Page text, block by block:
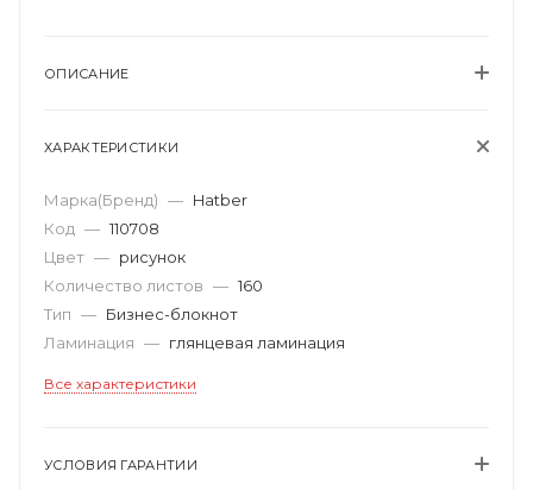
ОПИСАНИЕ
ХАРАКТЕРИСТИКИ
Марка(Бренд) — Hatber
Код — 110708
Цвет — рисунок
Количество листов — 160
Тип — Бизнес-блокнот
Ламинация — глянцевая ламинация
Все характеристики
УСЛОВИЯ ГАРАНТИИ